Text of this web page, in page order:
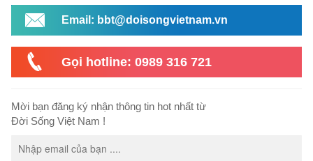
Email: bbt@doisongvietnam.vn
Gọi hotline: 0989 316 721
Mời bạn đăng ký nhận thông tin hot nhất từ
Đời Sống Việt Nam !